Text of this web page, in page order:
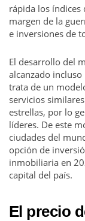
rápida los índices
margen de la
e inversiones de
El desarrollo del
alcanzado incluso
trata de un
servicios
estrellas, por lo
líderes. De este
ciudades del
opción de
inmobiliaria en
capital del país.
El precio